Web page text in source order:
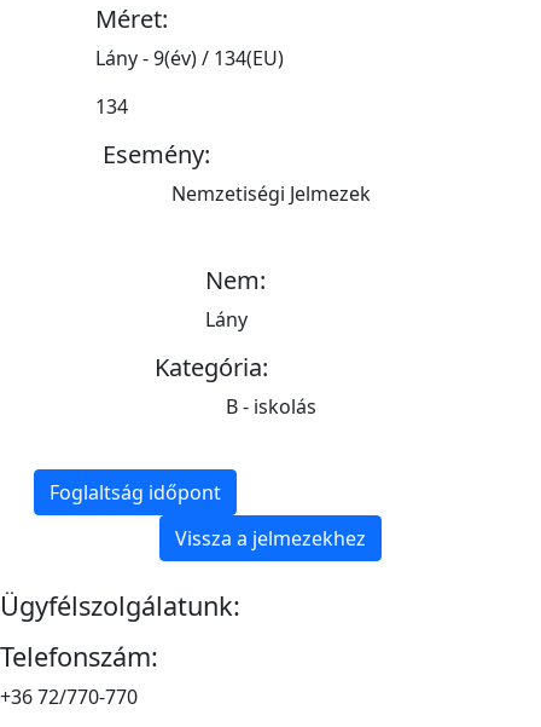
Méret:
Lány - 9(év) / 134(EU)
134
Esemény:
Nemzetiségi Jelmezek
Nem:
Lány
Kategória:
B - iskolás
Foglaltság időpont
Vissza a jelmezekhez
Ügyfélszolgálatunk:
Telefonszám:
+36 72/770-770